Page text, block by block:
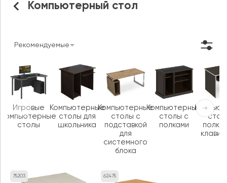
Компьютерный стол
Рекомендуемые
75203 62475
Игровые
компьютерные
столы
Компьютерные
столы для
школьника
Компьютерные
столы с
подставкой
для
системного
блока
Компьютерные
столы с
полками